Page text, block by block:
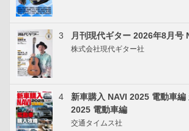
3 月刊現代ギター 2026年8月号
株式会社現代ギター社
4
新車購入 NAVI 2025 電動車編
2025 電動車編
交通タイムス社